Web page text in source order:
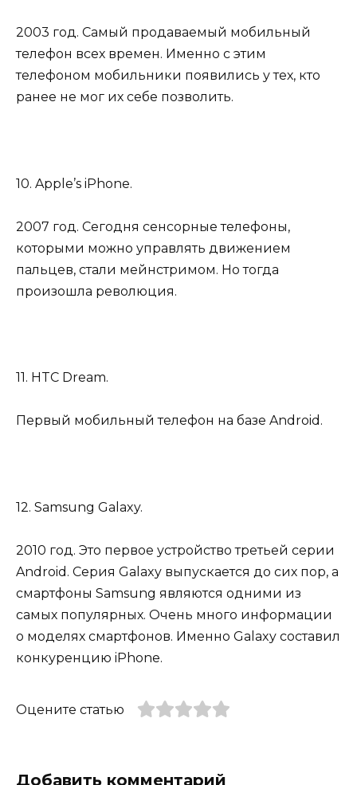
2003 год. Самый продаваемый мобильный
телефон всех времен. Именно с этим
телефоном мобильники появились у тех, кто
ранее не мог их себе позволить.
10. Apple’s iPhone.
2007 год. Сегодня сенсорные телефоны,
которыми можно управлять движением
пальцев, стали мейнстримом. Но тогда
произошла революция.
11. HTC Dream.
Первый мобильный телефон на базе Android.
12. Samsung Galaxy.
2010 год. Это первое устройство третьей серии
Android. Серия Galaxy выпускается до сих пор, а
смартфоны Samsung являются одними из
самых популярных. Очень много информации
о моделях смартфонов. Именно Galaxy составил
конкуренцию iPhone.
Оцените статью
Добавить комментарий